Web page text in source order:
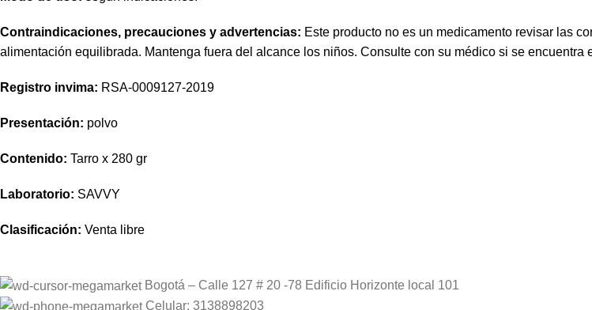
Contraindicaciones, precauciones y advertencias: Este producto no es un medicamento revisar las
alimentación equilibrada. Mantenga fuera del alcance los niños. Consulte con su médico si se encuentra
Registro invima: RSA-0009127-2019
Presentación: polvo
Contenido: Tarro x 280 gr
Laboratorio: SAVVY
Clasificación: Venta libre
Bogotá – Calle 127 # 20 -78 Edificio Horizonte local 101
Celular: 3138898203